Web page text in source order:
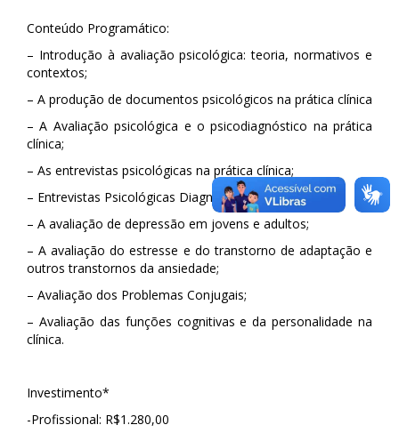
Conteúdo Programático:
– Introdução à avaliação psicológica: teoria, normativos e
contextos;
– A produção de documentos psicológicos na prática clínica
– A Avaliação psicológica e o psicodiagnóstico na prática
clínica;
– As entrevistas psicológicas na prática clínica;
– Entrevistas Psicológicas Diagnósticas;
– A avaliação de depressão em jovens e adultos;
– A avaliação do estresse e do transtorno de adaptação e
outros transtornos da ansiedade;
– Avaliação dos Problemas Conjugais;
– Avaliação das funções cognitivas e da personalidade na
clínica.
Investimento*
-Profissional: R$1.280,00